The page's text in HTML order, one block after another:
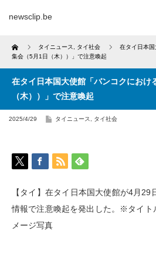
newsclip.be
Home タイニュース タイ社会
在タイ日本
集会（5月1日（木））」で注意喚起
在タイ日本国大使館「バンコクにおけ
（木））」で注意喚起
2025/4/29 タイニュース タイ社会
【タイ】在タイ日本国大使館が4月
情報で注意喚起を発出した。※タイト
メージ写真